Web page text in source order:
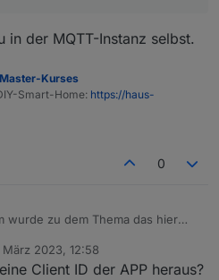
in der MQTT-Instanz selbst.
Kurses
Smart-Home: https://haus-
0
wurde zu dem Thema das hier
working: bad username or
did some changes. Auth/login
März 2023, 12:58
Client ID der APP heraus?